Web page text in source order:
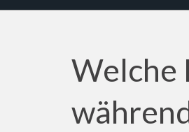
Welche